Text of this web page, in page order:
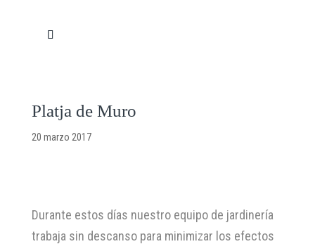
Platja de Muro
20 marzo 2017
Durante estos días nuestro equipo de jardinería
trabaja sin descanso para minimizar los efectos